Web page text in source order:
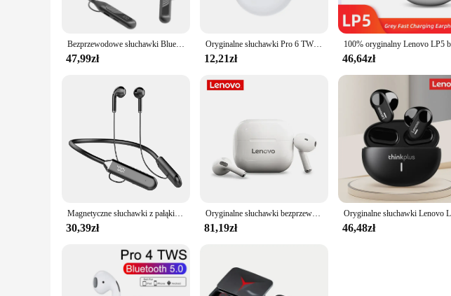
Bezprzewodowe słuchawki Bluetooth BT8 Sportowy zestaw słuchawkowy 5.3 z ładującym pojemnikiem z wyświetlaczem dotykowym do Muisc
47,99zł
Oryginalne słuchawki Pro 6 TWS bezprzewodowe słuchawki Bluetooth Mini słuchawki Fone sportowe słuchawki Stereo dla Xiaomi Android słuchawki douszne
12,21zł 46,64zł
Magnetyczne słuchawki z pałąkiem na kark bezprzewodowe słuchawki Bluetooth 5.2 słuchawki z wyświetlaczem LED sportowe redukowanie hałasu słuchawki douszne z mikrofonem
30,39zł
Oryginalne słuchawki bezprzewodowe Lenovo LP40 TWS słuchawki Bluetooth sterowanie dotykowe słuchawki sportowe słuchawki douszne do telefonu Android
81,19zł 46,48zł